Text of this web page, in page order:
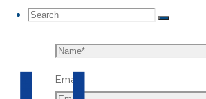
Search
Search
for:
Search
Email